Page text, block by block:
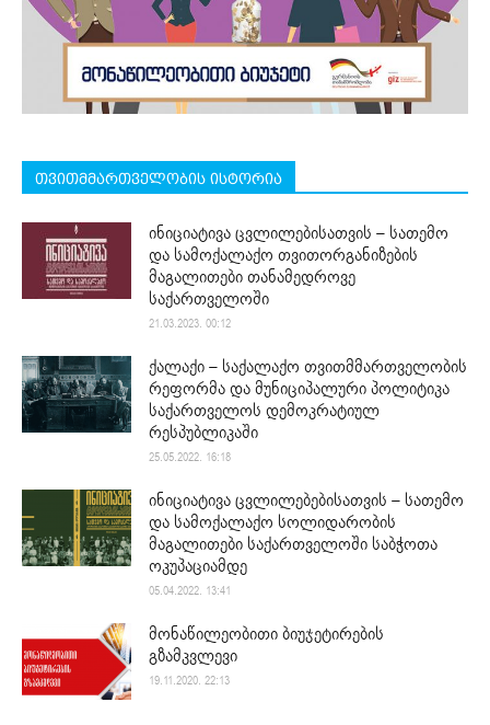
თვითმმართველობის ისტორია
ინიციატივა ცვლილებისათვის – სათემო
და სამოქალაქო თვითორგანიზების
მაგალითები თანამედროვე
საქართველოში
21.03.2023. 00:12
ქალაქი – საქალაქო თვითმმართველობის
რეფორმა და მუნიციპალური პოლიტიკა
საქართველოს დემოკრატიულ
რესპუბლიკაში
25.05.2022. 16:18
ინიციატივა ცვლილებებისათვის – სათემო
და სამოქალაქო სოლიდარობის
მაგალითები საქართველოში საბჭოთა
ოკუპაციამდე
05.04.2022. 13:41
მონაწილეობითი ბიუჯეტირების
გზამკვლევი
19.11.2020. 22:13